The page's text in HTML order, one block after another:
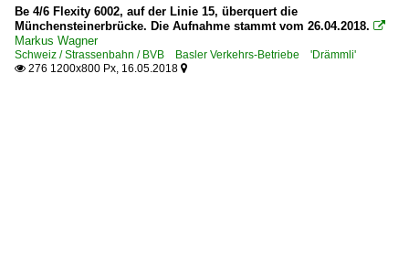
Be 4/6 Flexity 6002, auf der Linie 15, überquert die
Münchensteinerbrücke. Die Aufnahme stammt vom 26.04.2018. 
Markus Wagner
Schweiz / Strassenbahn / BVB Basler Verkehrs-Betriebe 'Drämmli'
 276 1200x800 Px, 16.05.2018 